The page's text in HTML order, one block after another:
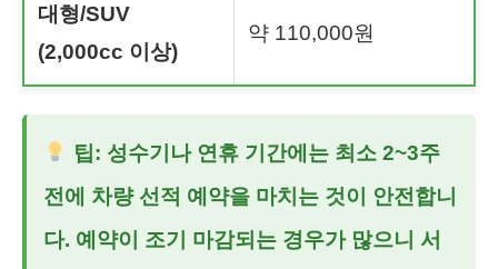
대형/SUV
(2,000cc 이상)
약 110,000원
팁: 성수기나 연휴 기간에는 최소 2~3주
전에 차량 선적 예약을 마치는 것이 안전합니
다. 예약이 조기 마감되는 경우가 많으니 서